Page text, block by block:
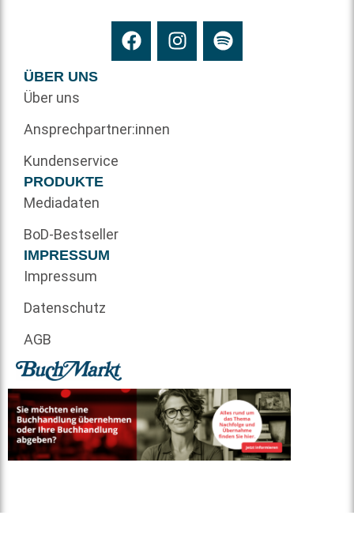
ÜBER UNS
Über uns
Ansprechpartner:innen
Kundenservice
PRODUKTE
Mediadaten
BoD-Bestseller
IMPRESSUM
Impressum
Datenschutz
AGB